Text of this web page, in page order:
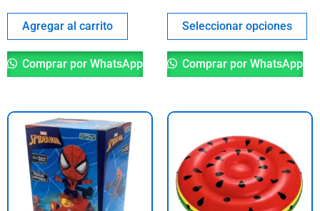
Agregar al carrito
Comprar por WhatsApp
Seleccionar opciones
Comprar por WhatsApp